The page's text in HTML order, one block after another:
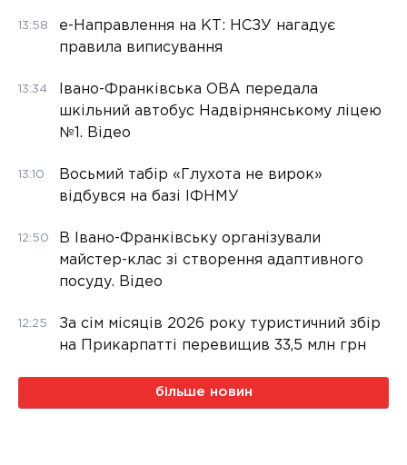
13:58
е-Направлення на КТ: НСЗУ нагадує
правила виписування
13:34
Івано-Франківська ОВА передала
шкільний автобус Надвірнянському ліцею
№1. Відео
13:10
Восьмий табір «Глухота не вирок»
відбувся на базі ІФНМУ
12:50
В Івано-Франківську організували
майстер-клас зі створення адаптивного
посуду. Відео
12:25
За сім місяців 2026 року туристичний збір
на Прикарпатті перевищив 33,5 млн грн
більше новин